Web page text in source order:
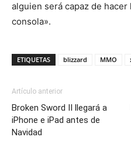
alguien será capaz de
consola».
ETIQUETAS blizzard MMO
Artículo anterior
Broken Sword II llegará a
iPhone e iPad antes de
Navidad